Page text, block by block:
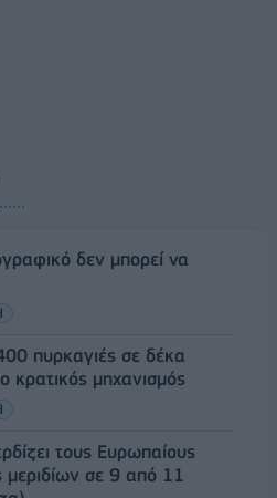
δεν μπορεί να
πυρκαγιές σε δέκα
κρατικός μηχανισμός
τους Ευρωπαίους
μεριδίων σε 9 από 11